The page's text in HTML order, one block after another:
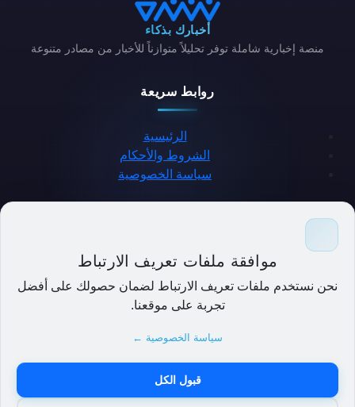
موافقة ملفات تعريف الارتباط
نحن نستخدم ملفات تعريف الارتباط لضمان حصولك على أفضل
تجربة على موقعنا.
سياسة الخصوصية ←
قبول الكل
أخبارك بذكاء
منصة إخبارية شاملة توفر تحليلاً متوازناً للأخبار من مصادر متنوعة
روابط سريعة
الرئيسية
الشروط والأحكام
سياسة الخصوصية